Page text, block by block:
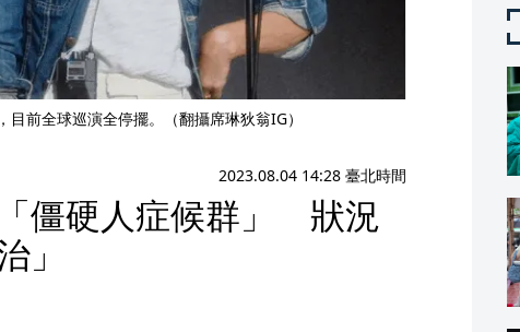
前全球巡演全停擺。（翻攝席琳狄翁IG）
2023.08.04 14:28 臺北時間
僵硬人症候群」 狀況
」